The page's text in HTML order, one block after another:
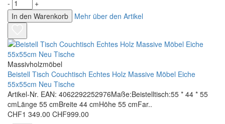
-
+
In den Warenkorb
Mehr über den Artikel
Massivholzmöbel
Beistell Tisch Couchtisch Echtes Holz Massive Möbel Eiche
55x55cm Neu Tische
Artikel-Nr. EAN: 4062292252976Maße:Beistelltisch:55 * 44 * 55
cmLänge 55 cmBreite 44 cmHöhe 55 cmFar..
CHF1 349.00 CHF999.00